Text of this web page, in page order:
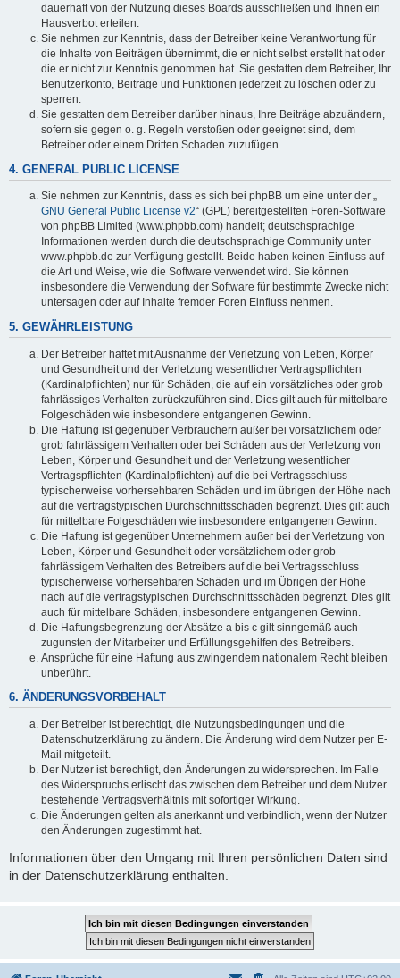
dauerhaft von der Nutzung dieses Boards ausschließen und Ihnen ein
Hausverbot erteilen.
Sie nehmen zur Kenntnis, dass der Betreiber keine Verantwortung für
die Inhalte von Beiträgen übernimmt, die er nicht selbst erstellt hat oder
die er nicht zur Kenntnis genommen hat. Sie gestatten dem Betreiber, Ihr
Benutzerkonto, Beiträge und Funktionen jederzeit zu löschen oder zu
sperren.
Sie gestatten dem Betreiber darüber hinaus, Ihre Beiträge abzuändern,
sofern sie gegen o. g. Regeln verstoßen oder geeignet sind, dem
Betreiber oder einem Dritten Schaden zuzufügen.
4. GENERAL PUBLIC LICENSE
Sie nehmen zur Kenntnis, dass es sich bei phpBB um eine unter der „
GNU General Public License v2“ (GPL) bereitgestellten Foren-Software
von phpBB Limited (www.phpbb.com) handelt; deutschsprachige
Informationen werden durch die deutschsprachige Community unter
www.phpbb.de zur Verfügung gestellt. Beide haben keinen Einfluss auf
die Art und Weise, wie die Software verwendet wird. Sie können
insbesondere die Verwendung der Software für bestimmte Zwecke nicht
untersagen oder auf Inhalte fremder Foren Einfluss nehmen.
5. GEWÄHRLEISTUNG
Der Betreiber haftet mit Ausnahme der Verletzung von Leben, Körper
und Gesundheit und der Verletzung wesentlicher Vertragspflichten
(Kardinalpflichten) nur für Schäden, die auf ein vorsätzliches oder grob
fahrlässiges Verhalten zurückzuführen sind. Dies gilt auch für mittelbare
Folgeschäden wie insbesondere entgangenen Gewinn.
Die Haftung ist gegenüber Verbrauchern außer bei vorsätzlichem oder
grob fahrlässigem Verhalten oder bei Schäden aus der Verletzung von
Leben, Körper und Gesundheit und der Verletzung wesentlicher
Vertragspflichten (Kardinalpflichten) auf die bei Vertragsschluss
typischerweise vorhersehbaren Schäden und im übrigen der Höhe nach
auf die vertragstypischen Durchschnittsschäden begrenzt. Dies gilt auch
für mittelbare Folgeschäden wie insbesondere entgangenen Gewinn.
Die Haftung ist gegenüber Unternehmern außer bei der Verletzung von
Leben, Körper und Gesundheit oder vorsätzlichem oder grob
fahrlässigem Verhalten des Betreibers auf die bei Vertragsschluss
typischerweise vorhersehbaren Schäden und im Übrigen der Höhe
nach auf die vertragstypischen Durchschnittsschäden begrenzt. Dies gilt
auch für mittelbare Schäden, insbesondere entgangenen Gewinn.
Die Haftungsbegrenzung der Absätze a bis c gilt sinngemäß auch
zugunsten der Mitarbeiter und Erfüllungsgehilfen des Betreibers.
Ansprüche für eine Haftung aus zwingendem nationalem Recht bleiben
unberührt.
6. ÄNDERUNGSVORBEHALT
Der Betreiber ist berechtigt, die Nutzungsbedingungen und die
Datenschutzerklärung zu ändern. Die Änderung wird dem Nutzer per E-
Mail mitgeteilt.
Der Nutzer ist berechtigt, den Änderungen zu widersprechen. Im Falle
des Widerspruchs erlischt das zwischen dem Betreiber und dem Nutzer
bestehende Vertragsverhältnis mit sofortiger Wirkung.
Die Änderungen gelten als anerkannt und verbindlich, wenn der Nutzer
den Änderungen zugestimmt hat.
Informationen über den Umgang mit Ihren persönlichen Daten sind
in der Datenschutzerklärung enthalten.